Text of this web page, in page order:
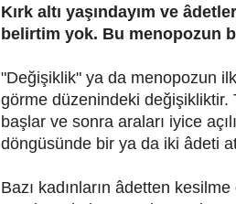
Kırk altı yaşındayım ve
belirtim yok. Bu menopozun
"Değişiklik" ya da menopozun
görme düzenindeki değişikliktir.
başlar ve sonra araları iyice
döngüsünde bir ya da iki âdeti
Bazı kadınların âdetten